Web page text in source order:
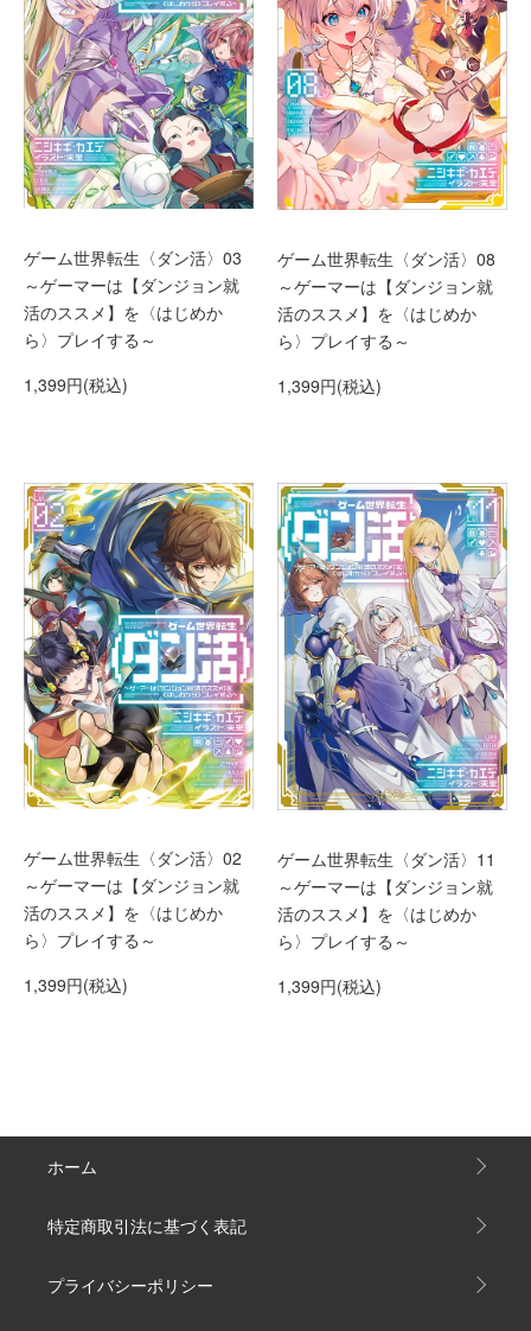
ゲーム世界転生〈ダン活〉03
～ゲーマーは【ダンジョン就
活のススメ】を〈はじめか
ら〉プレイする～
1,399円(税込)
ゲーム世界転生〈ダン活〉08
～ゲーマーは【ダンジョン就
活のススメ】を〈はじめか
ら〉プレイする～
1,399円(税込)
ゲーム世界転生〈ダン活〉02
～ゲーマーは【ダンジョン就
活のススメ】を〈はじめか
ら〉プレイする～
1,399円(税込)
ゲーム世界転生〈ダン活〉11
～ゲーマーは【ダンジョン就
活のススメ】を〈はじめか
ら〉プレイする～
1,399円(税込)
ホーム
特定商取引法に基づく表記
プライバシーポリシー